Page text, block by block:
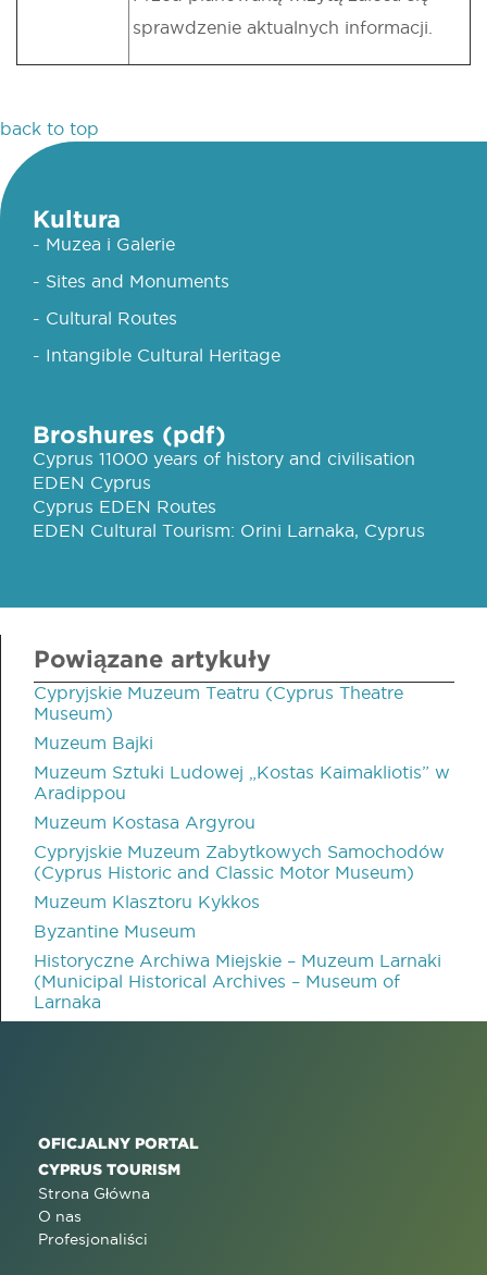
sprawdzenie aktualnych informacji.
back to top
Kultura
- Muzea i Galerie
- Sites and Monuments
- Cultural Routes
- Intangible Cultural Heritage
Broshures (pdf)
Cyprus 11000 years of history and civilisation
EDEN Cyprus
Cyprus EDEN Routes
EDEN Cultural Tourism: Orini Larnaka, Cyprus
Powiązane artykuły
Cypryjskie Muzeum Teatru (Cyprus Theatre
Museum)
Muzeum Bajki
Muzeum Sztuki Ludowej „Kostas Kaimakliotis” w
Aradippou
Muzeum Kostasa Argyrou
Cypryjskie Muzeum Zabytkowych Samochodów
(Cyprus Historic and Classic Motor Museum)
Muzeum Klasztoru Kykkos
Byzantine Museum
Historyczne Archiwa Miejskie – Muzeum Larnaki
(Municipal Historical Archives – Museum of
Larnaka
OFICJALNY PORTAL
CYPRUS TOURISM
Strona Główna
O nas
Profesjonaliści